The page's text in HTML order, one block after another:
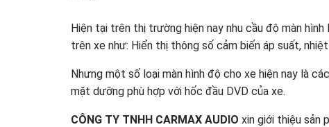
Hiện tại trên thị trường hiện nay nhu cầu độ màn
trên xe như: Hiển thị thông số cảm biến áp suất,
Nhưng một số loại màn hình độ cho xe hiện nay là
mặt dưỡng phù hợp với hốc đầu DVD của xe.
CÔNG TY TNHH CARMAX AUDIO xin giới thiệu sản